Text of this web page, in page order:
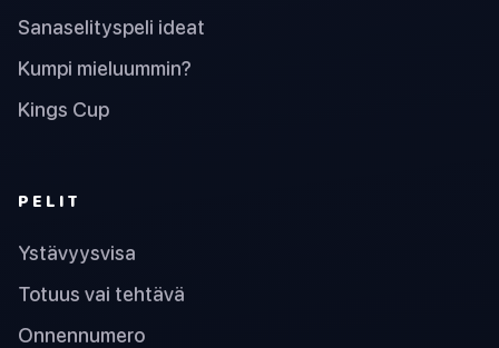
Sanaselityspeli ideat
Kumpi mieluummin?
Kings Cup
PELIT
Ystävyysvisa
Totuus vai tehtävä
Onnennumero